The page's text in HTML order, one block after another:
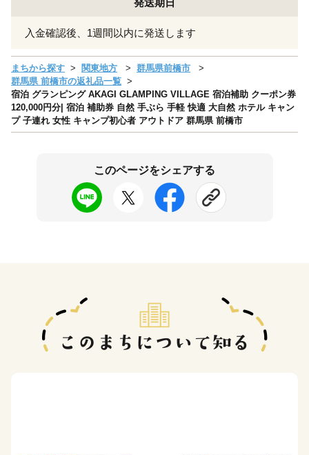
入金確認後、1週間以内に発送します
まちから探す 関東地方
群馬県前橋市
群馬県 前橋市の返礼品一覧
宿泊 グランピング AKAGI GLAMPING VILLAGE 宿泊補助 クーポン券
120,000円分| 宿泊 補助券 自然 手ぶら 手軽 快適 大自然 ホテル キャン
プ 子連れ 女性 キャンプ初心者 アウトドア 群馬県 前橋市
このページをシェアする